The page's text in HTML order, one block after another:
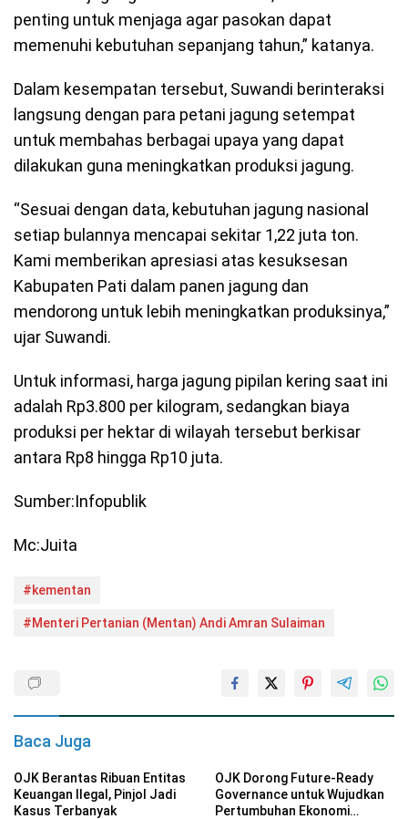
penting untuk menjaga agar pasokan dapat
memenuhi kebutuhan sepanjang tahun,” katanya.
Dalam kesempatan tersebut, Suwandi berinteraksi
langsung dengan para petani jagung setempat
untuk membahas berbagai upaya yang dapat
dilakukan guna meningkatkan produksi jagung.
“Sesuai dengan data, kebutuhan jagung nasional
setiap bulannya mencapai sekitar 1,22 juta ton.
Kami memberikan apresiasi atas kesuksesan
Kabupaten Pati dalam panen jagung dan
mendorong untuk lebih meningkatkan produksinya,”
ujar Suwandi.
Untuk informasi, harga jagung pipilan kering saat ini
adalah Rp3.800 per kilogram, sedangkan biaya
produksi per hektar di wilayah tersebut berkisar
antara Rp8 hingga Rp10 juta.
Sumber:Infopublik
Mc:Juita
#kementan
#Menteri Pertanian (Mentan) Andi Amran Sulaiman
Baca Juga
OJK Berantas Ribuan Entitas
Keuangan Ilegal, Pinjol Jadi
Kasus Terbanyak
OJK Dorong Future-Ready
Governance untuk Wujudkan
Pertumbuhan Ekonomi